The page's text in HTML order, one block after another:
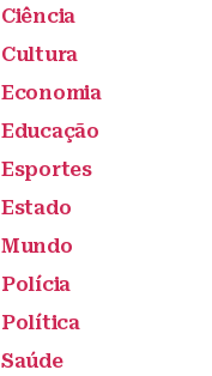
Ciência
Cultura
Economia
Educação
Esportes
Estado
Mundo
Polícia
Política
Saúde